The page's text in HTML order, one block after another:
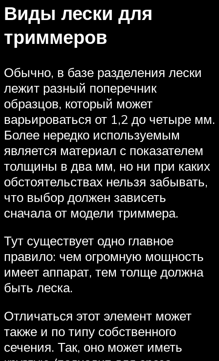
Виды лески для
триммеров
Обычно, в базе разделения лески
лежит разный поперечник
образцов, который может
варьироваться от 1,2 до четыре мм.
Более нередко используемым
является материал с показателем
толщины в два мм, но ни при каких
обстоятельствах нельзя забывать,
что выбор должен зависеть
сначала от модели триммера.
Тут существует одно главное
правило: чем огромную мощность
имеет аппарат, тем толще должна
быть леска.
Отличаться этот элемент может
также и по типу собственного
сечения. Так, оно может иметь